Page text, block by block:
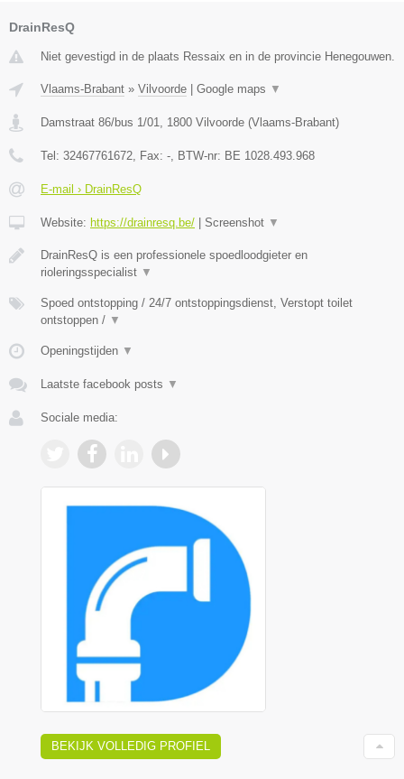
DrainResQ
Niet gevestigd in de plaats Ressaix en in de provincie Henegouwen.
Vlaams-Brabant » Vilvoorde | Google maps ▼
Damstraat 86/bus 1/01 1800 Vilvoorde (Vlaams-Brabant)
Tel: 32467761672 , Fax: - , BTW-nr: BE 1028.493.968
E-mail › DrainResQ
Website: https://drainresq.be/ | Screenshot ▼
DrainResQ is een professionele spoedloodgieter en
rioleringsspecialist ▼
Spoed ontstopping / 24/7 ontstoppingsdienst, Verstopt toilet
ontstoppen / ▼
Openingstijden ▼
Laatste facebook posts ▼
Sociale media:
BEKIJK VOLLEDIG PROFIEL